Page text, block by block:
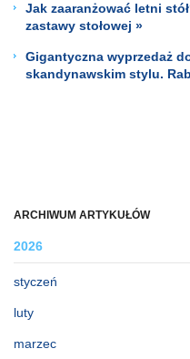
ARCHIWUM ARTYKUŁÓW
2026
styczeń
luty
marzec
Jak zaaranżować letni
zastawy stołowej »
Gigantyczna wyprzedaż
skandynawskim stylu.